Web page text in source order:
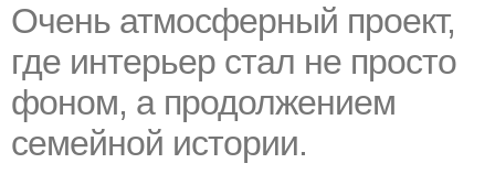
Очень атмосферный проект,
где интерьер стал не просто
фоном, а продолжением
семейной истории.